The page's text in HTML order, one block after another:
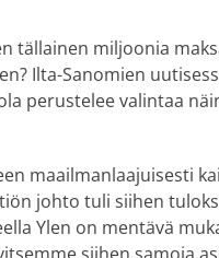
tällainen miljoonia
Ilta-Sanomien
perustelee valintaa
maailmanlaajuisesti
johto tuli siihen
Ylen on mentävä